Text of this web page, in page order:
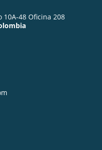
48 Oficina 208